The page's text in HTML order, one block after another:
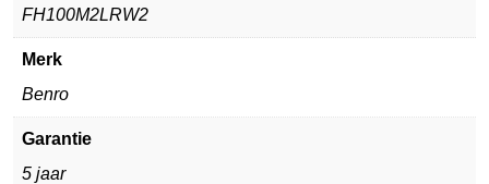
FH100M2LRW2
Merk
Benro
Garantie
5 jaar